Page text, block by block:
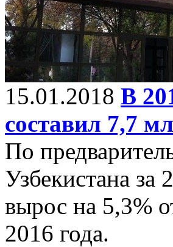
15.01.2018 В
составил 7,7
По
Узбекистана за
вырос на 5,3%
2016 года.